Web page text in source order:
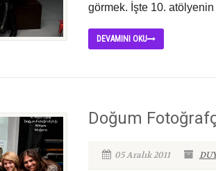
görmek. İşte 10. atölyenin
DEVAMINI OKU
Doğum
05 Aralık 2011